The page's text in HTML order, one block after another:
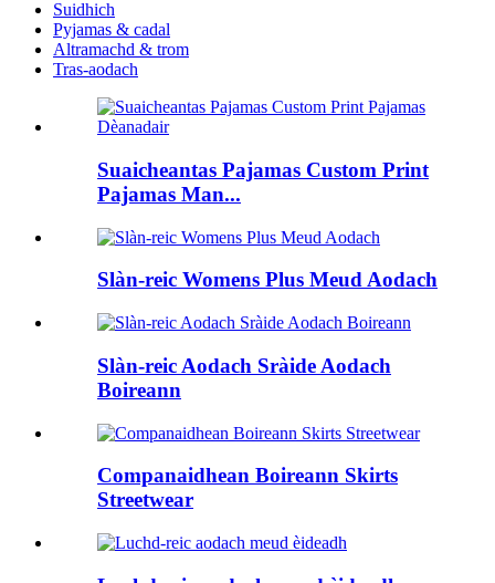
Suidhich
Pyjamas & cadal
Altramachd & trom
Tras-aodach
Suaicheantas Pajamas Custom Print
Pajamas Man...
Slàn-reic Womens Plus Meud Aodach
Slàn-reic Aodach Sràide Aodach
Boireann
Companaidhean Boireann Skirts
Streetwear